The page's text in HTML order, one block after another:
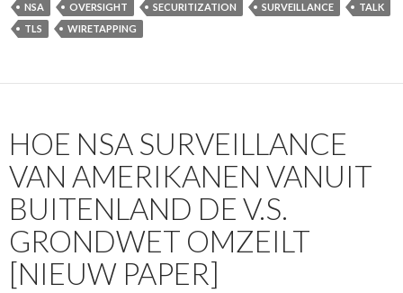
NSA
OVERSIGHT SECURITIZATION SURVEILLANCE
TALK
TLS
WIRETAPPING
HOE NSA SURVEILLANCE
VAN AMERIKANEN VANUIT
BUITENLAND DE V.S.
GRONDWET OMZEILT
[NIEUW PAPER]